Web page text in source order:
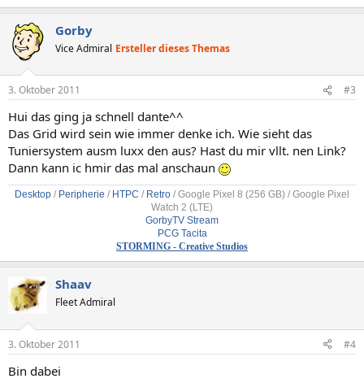
Gorby
Vice Admiral Ersteller dieses Themas
3. Oktober 2011 #3
Hui das ging ja schnell dante^^
Das Grid wird sein wie immer denke ich. Wie sieht das
Tuniersystem ausm luxx den aus? Hast du mir vllt. nen Link?
Dann kann ic hmir das mal anschaun
Desktop / Peripherie / HTPC / Retro / Google Pixel 8 (256 GB) / Google Pixel
Watch 2 (LTE)
GorbyTV Stream
PCG Tacita
STORMING - Creative Studios
Shaav
Fleet Admiral
3. Oktober 2011 #4
Bin dabei